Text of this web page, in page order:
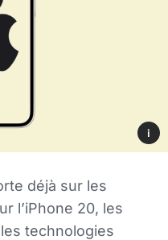
i
déjà sur les
l’iPhone 20, les
technologies